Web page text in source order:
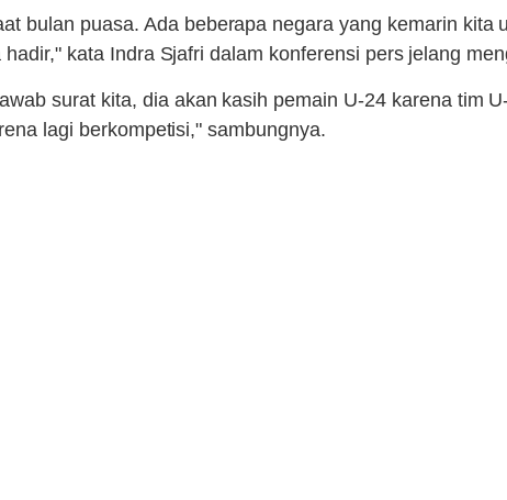
bulan puasa. Ada beberapa negara yang kemarin
kata Indra Sjafri dalam konferensi pers jelang
surat kita, dia akan kasih pemain U-24 karena tim
lagi berkompetisi," sambungnya.